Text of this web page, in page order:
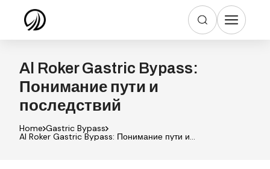
Al Roker Gastric Bypass:
Понимание пути и
последствий
Home Gastric Bypass
Al Roker Gastric Bypass: Понимание пути и